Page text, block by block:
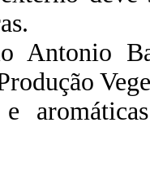
Antonio